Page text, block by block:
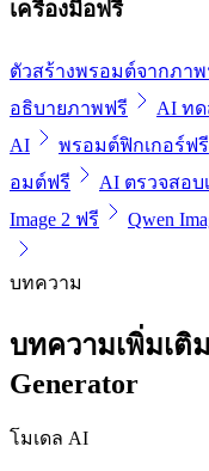
เครื่องมือฟรี
ตัวสร้างพรอมต์จากภา
อธิบายภาพฟรี
AI ท
AI
พรอมต์ฟิกเกอร์ฟรี
อมต์ฟรี
AI ตรวจสอบ
Image 2 ฟรี
Qwen
บทความ
บทความเพิ่มเติ
Generator
โมเดล AI